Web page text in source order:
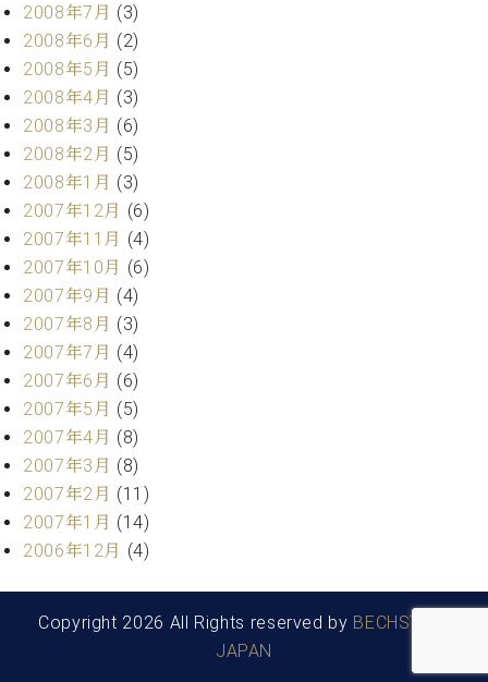
2008年7月 (3)
2008年6月 (2)
2008年5月 (5)
2008年4月 (3)
2008年3月 (6)
2008年2月 (5)
2008年1月 (3)
2007年12月 (6)
2007年11月 (4)
2007年10月 (6)
2007年9月 (4)
2007年8月 (3)
2007年7月 (4)
2007年6月 (6)
2007年5月 (5)
2007年4月 (8)
2007年3月 (8)
2007年2月 (11)
2007年1月 (14)
2006年12月 (4)
Copyright 2026 All Rights reserved by BECHSTEIN
JAPAN